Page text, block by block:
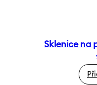
Sklenice na